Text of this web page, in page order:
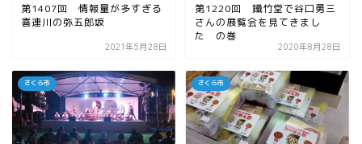
第1407回 情報量が多すぎる
喜連川の弥五郎坂
2021年5月28日
第1220回 鐵竹堂で谷口勇三
さんの展覧会を見てきまし
た の巻
2020年8月28日
さくら市 さくら市